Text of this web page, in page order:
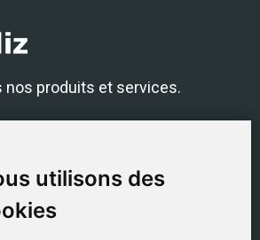
utilisons des
utilisons des
nos produits et services.